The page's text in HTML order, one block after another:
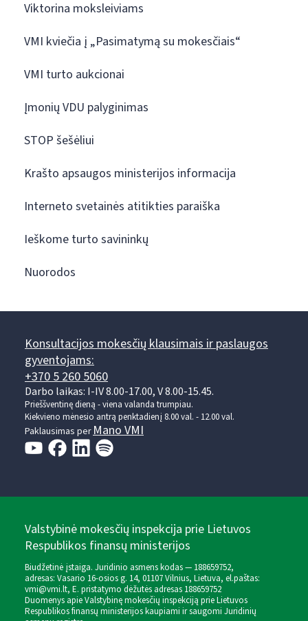
Viktorina moksleiviams
VMI kviečia į „Pasimatymą su mokesčiais“
VMI turto aukcionai
Įmonių VDU palyginimas
STOP šešėliui
Krašto apsaugos ministerijos informacija
Interneto svetainės atitikties paraiška
Ieškome turto savininkų
Nuorodos
Konsultacijos mokesčių klausimais ir paslaugos
gyventojams:
+370 5 260 5060
Darbo laikas: I-IV 8.00-17.00, V 8.00-15.45.
Prieššventinę dieną - viena valanda trumpiau.
Kiekvieno mėnesio antrą penktadienį 8.00 val. - 12.00 val.
Paklausimas perMano VMI
Valstybinė mokesčių inspekcija prie Lietuvos
Respublikos finansų ministerijos
Biudžetinė įstaiga. Juridinio asmens kodas — 188659752,
adresas: Vasario 16-osios g. 14, 01107 Vilnius, Lietuva, el.paštas:
vmi@vmi.lt, E. pristatymo dėžutės adresas 188659752
Duomenys apie Valstybinę mokesčių inspekciją prie Lietuvos
Respublikos finansų ministerijos kaupiami ir saugomi Juridinių